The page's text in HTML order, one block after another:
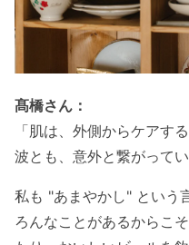
髙橋さん：
「肌は、外側からケアす
波とも、意外と繋がって
私も "あまやかし" という
ろんなことがあるからこ